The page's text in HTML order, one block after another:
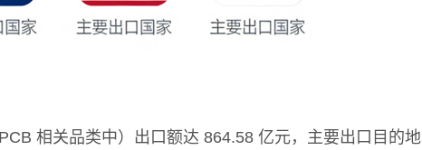
相关品类中）出口额达 864.58 亿元，主要出口目的地